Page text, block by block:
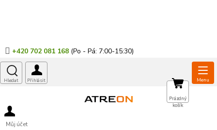
+420 702 081 168
Můj účet
NÁKUPNÍ
KOŠÍK
Prázdný
košík